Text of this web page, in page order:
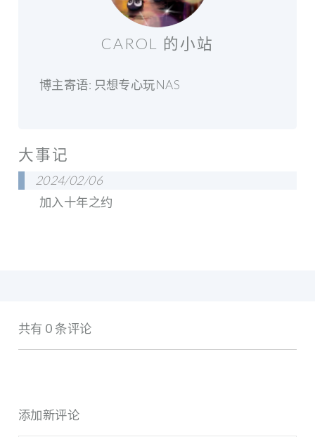
CAROL 的小站
博主寄语: 只想专心玩NAS
大事记
2024/02/06
加入十年之约
共有 0 条评论
添加新评论